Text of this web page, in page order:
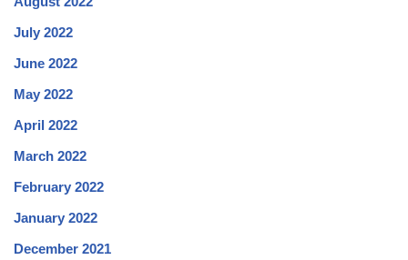
July 2022
June 2022
May 2022
April 2022
March 2022
February 2022
January 2022
December 2021